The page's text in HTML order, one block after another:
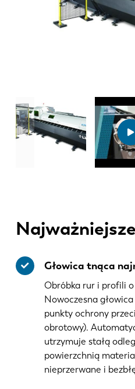
Głowica tnąca
Obróbka rur i profili
Nowoczesna
punkty ochrony
obrotowy).
utrzymuje stałą
powierzchnią
nieprzerwane i